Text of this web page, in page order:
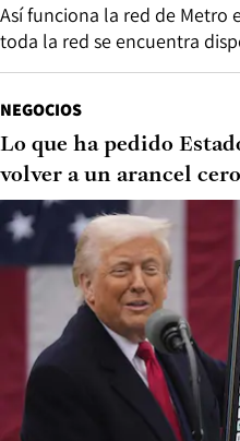
Así funciona la red de Metro
toda la red se encuentra
NEGOCIOS
Lo que ha pedido
volver a un arancel cero